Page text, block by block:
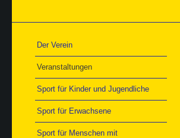
Der Verein
Veranstaltungen
Sport für Kinder und Jugendliche
Sport für Erwachsene
Sport für Menschen mit